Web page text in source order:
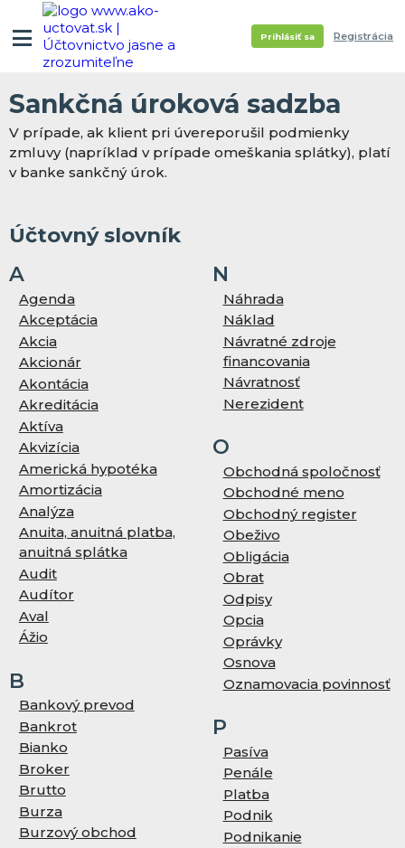
Prihlásiť sa Registrácia
Sankčná úroková sadzba
V prípade, ak klient pri úvereporušil podmienky
zmluvy (napríklad v prípade omeškania splátky), platí
v banke sankčný úrok.
Účtovný slovník
A
Agenda
Akceptácia
Akcia
Akcionár
Akontácia
Akreditácia
Aktíva
Akvizícia
Americká hypotéka
Amortizácia
Analýza
Anuita, anuitná platba,
anuitná splátka
Audit
Audítor
Aval
Ážio
B
Bankový prevod
Bankrot
Bianko
Broker
Brutto
Burza
Burzový obchod
N
Náhrada
Náklad
Návratné zdroje
financovania
Návratnosť
Nerezident
O
Obchodná spoločnosť
Obchodné meno
Obchodný register
Obeživo
Obligácia
Obrat
Odpisy
Opcia
Oprávky
Osnova
Oznamovacia povinnosť
P
Pasíva
Penále
Platba
Podnik
Podnikanie